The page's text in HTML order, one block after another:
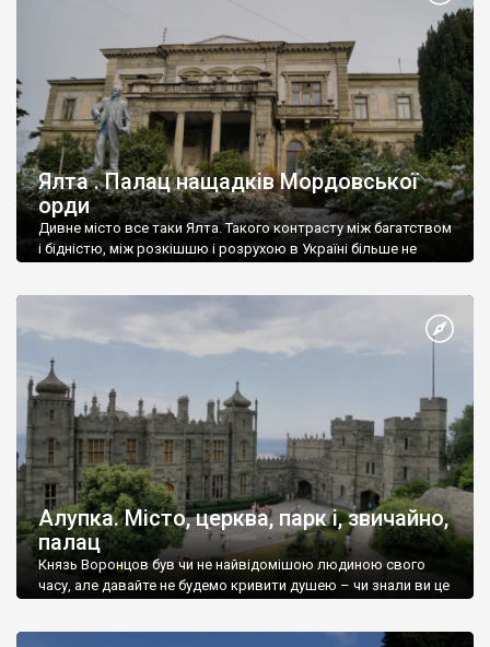
Ялта . Палац нащадків Мордовської
орди
Дивне місто все таки Ялта. Такого контрасту між багатством
і бідністю, між розкішшю і розрухою в Україні більше не
Алупка. Місто, церква, парк і, звичайно,
палац
Князь Воронцов був чи не найвідомішою людиною свого
часу, але давайте не будемо кривити душею – чи знали ви це